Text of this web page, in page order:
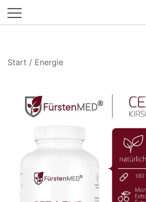
Zum
Inhalt
Start / Energie